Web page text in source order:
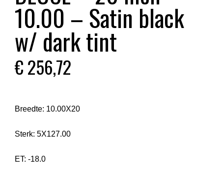
10.00 – Satin black
w/ dark tint
€256,72
Breedte: 10.00X20
Sterk: 5X127.00
ET: -18.0